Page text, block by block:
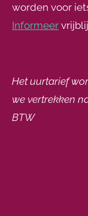
worden voor
Informeer
Het uurtarief
we vertrekken
BTW